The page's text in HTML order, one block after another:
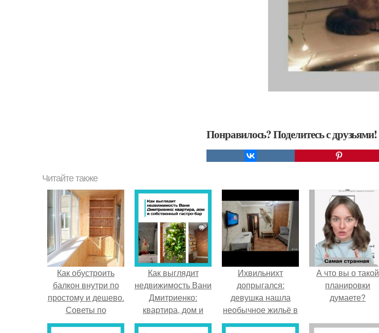
Понравилось? Поделитесь с друзьями!
Читайте также
Как обустроить
балкон внутри по
простому и дешево.
Советы по
обустройству
Как выглядит
недвижимость Вани
Дмитриенко:
квартира, дом и
собственный гастро
Ихвильнихт
допрыгался:
девушка нашла
необычное жильё в
Пятигорске.
А что вы о такой
планировки
думаете?